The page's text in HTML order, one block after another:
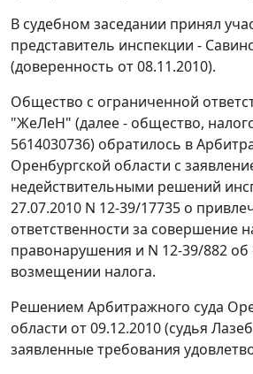
В судебном заседании принял
представитель инспекции -
(доверенность от 08.11.2010).
Общество с ограниченной
"ЖеЛеН" (далее - общество,
5614030736) обратилось в
Оренбургской области с
недействительными решений
27.07.2010 N 12-39/17735 о
ответственности за совершение
правонарушения и N 12-39/882 об
возмещении налога.
Решением Арбитражного суда
области от 09.12.2010 (судья
заявленные требования